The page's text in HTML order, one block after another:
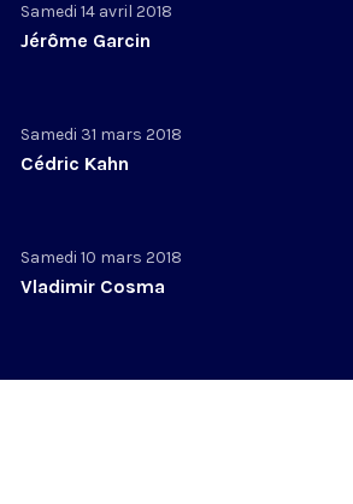
Samedi 14 avril 2018
Jérôme Garcin
Samedi 31 mars 2018
Cédric Kahn
Samedi 10 mars 2018
Vladimir Cosma